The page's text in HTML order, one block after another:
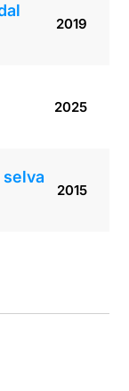
2019
2025
selva
2015